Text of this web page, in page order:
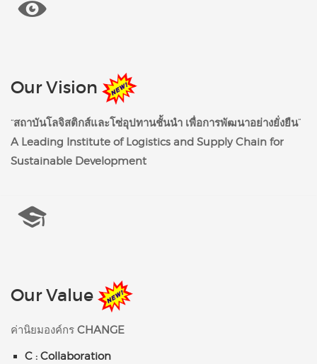
Our Vision
“สถาบันโลจิสติกส์และโซ่อุปทานชั้นนำ เพื่อการพัฒนาอย่างยั่งยืน”
A Leading Institute of Logistics and Supply Chain for
Sustainable Development
Our Value
ค่านิยมองค์กร CHANGE
C : Collaboration